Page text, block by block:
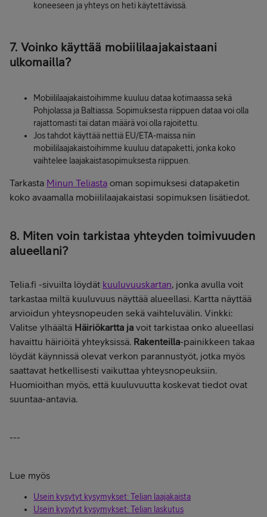
koneeseen ja yhteys on heti käytettävissä.
7. Voinko käyttää mobiililaajakaistaani
ulkomailla?
Mobiililaajakaistoihimme kuuluu dataa kotimaassa sekä
Pohjolassa ja Baltiassa. Sopimuksesta riippuen dataa voi olla
rajattomasti tai datan määrä voi olla rajoitettu.
Jos tahdot käyttää nettiä EU/ETA-maissa niin
mobiililaajakaistoihimme kuuluu datapaketti, jonka koko
vaihtelee laajakaistasopimuksesta riippuen.
Tarkasta Minun Teliasta oman sopimuksesi datapaketin
koko avaamalla mobiililaajakaistasi sopimuksen lisätiedot.
8. Miten voin tarkistaa yhteyden toimivuuden
alueellani?
Telia.fi -sivuilta löydät kuuluvuuskartan, jonka avulla voit
tarkastaa miltä kuuluvuus näyttää alueellasi. Kartta näyttää
arvioidun yhteysnopeuden sekä vaihteluvälin. Vinkki:
Valitse ylhäältä Häiriökartta ja voit tarkistaa onko alueellasi
havaittu häiriöitä yhteyksissä. Rakenteilla-painikkeen takaa
löydät käynnissä olevat verkon parannustyöt, jotka myös
saattavat hetkellisesti vaikuttaa yhteysnopeuksiin.
Huomioithan myös, että kuuluvuutta koskevat tiedot ovat
suuntaa-antavia.
---
Lue myös
Usein kysytyt kysymykset: Telian laajakaista
Usein kysytyt kysymykset: Telian laskutus